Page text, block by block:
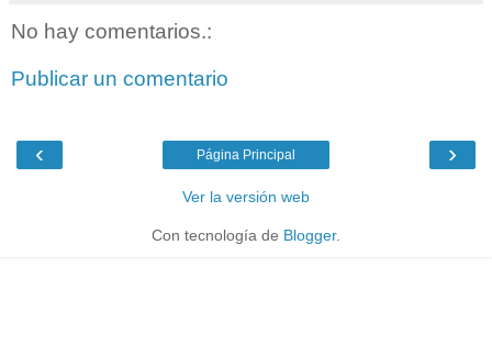
No hay comentarios.:
Publicar un comentario
‹ ›
Página Principal
Ver la versión web
Con tecnología de Blogger.